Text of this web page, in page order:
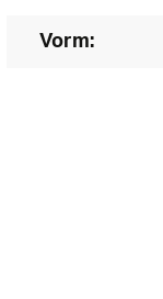
Vorm: